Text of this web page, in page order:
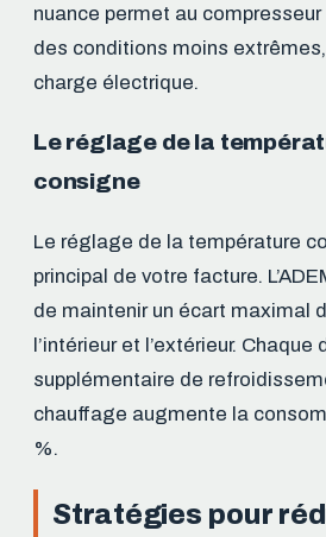
nuance permet au
des conditions moins
charge électrique.
Le réglage de la
consigne
Le réglage de la température
principal de votre facture.
de maintenir un écart maximal
l’intérieur et l’extérieur. Chaque
supplémentaire de
chauffage augmente la
%.
Stratégies pour